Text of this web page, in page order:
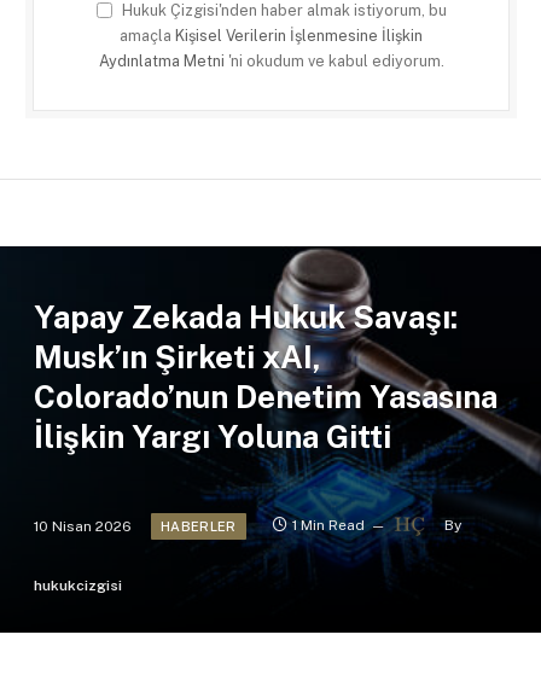
Hukuk Çizgisi'nden haber almak istiyorum, bu
amaçla Kişisel Verilerin İşlenmesine İlişkin
Aydınlatma Metni 'ni okudum ve kabul ediyorum.
Yapay Zekada Hukuk Savaşı:
Musk’ın Şirketi xAI,
Colorado’nun Denetim Yasasına
İlişkin Yargı Yoluna Gitti
10 Nisan 2026 HABERLER 1 Min Read By
hukukcizgisi